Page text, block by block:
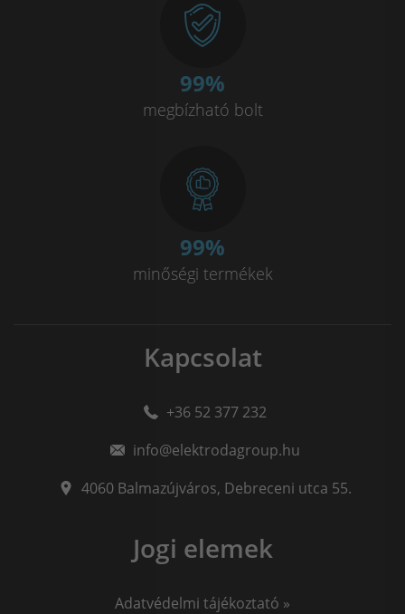
100%
megbízható bolt
100%
minőségi termékek
Kapcsolat
+36 52 377 232
info@elektrodagroup.hu
4060 Balmazújváros, Debreceni utca 55.
Jogi elemek
Adatvédelmi tájékoztató »